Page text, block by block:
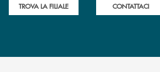
TROVA LA FILIALE CONTATTACI